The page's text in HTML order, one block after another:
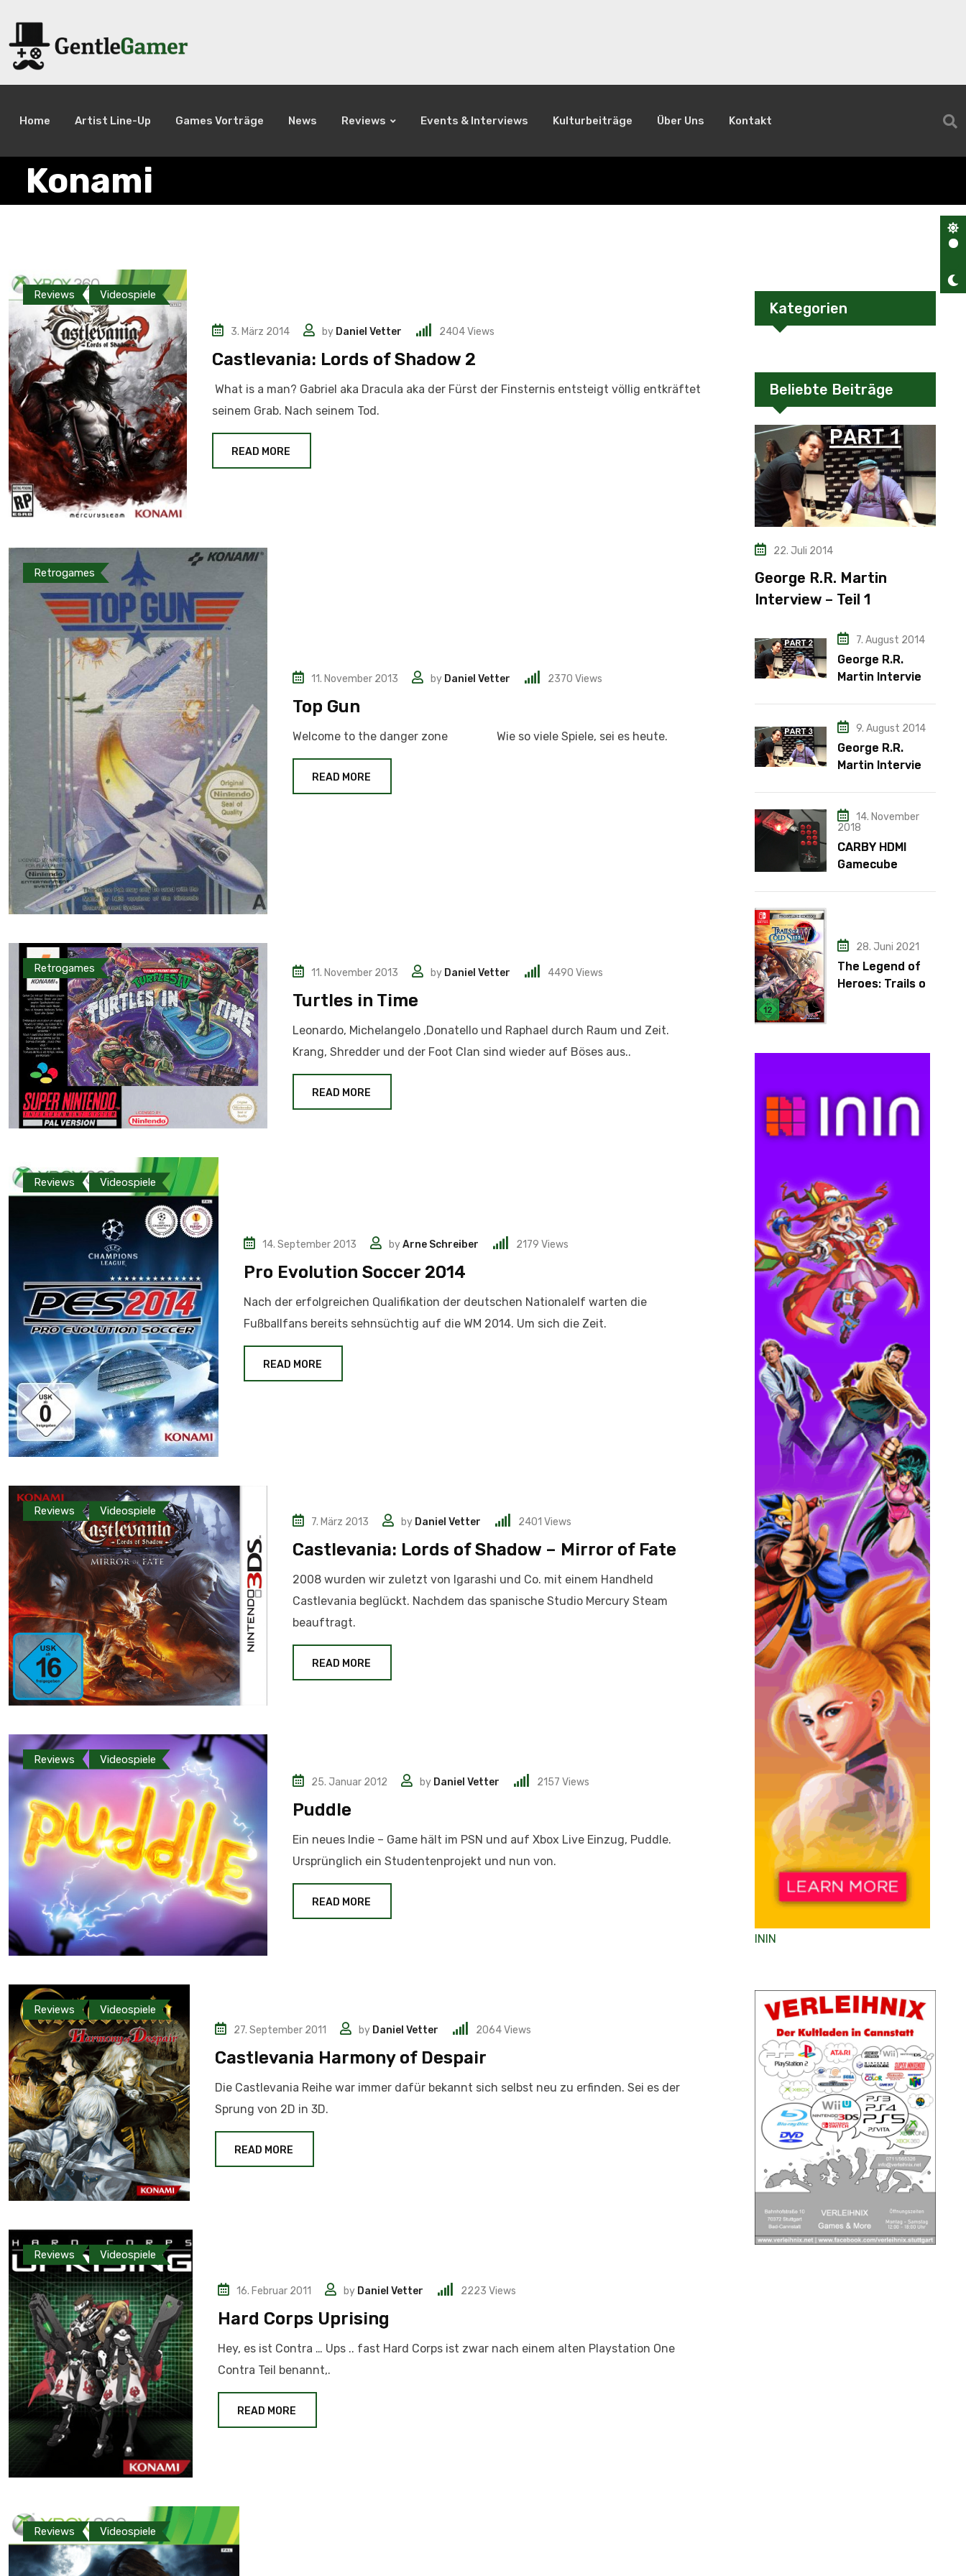
Home Artist Line-Up Games Vorträge News Reviews Events & Interviews Kulturbeiträge Über Uns Kontakt
Konami
Reviews Videospiele
3. März 2014 by Daniel Vetter 2404Views
Castlevania: Lords of Shadow 2
What is a man? Gabriel aka Dracula aka der Fürst der Finsternis entsteigt völlig entkräftet
seinem Grab. Nach seinem Tod.
READ MORE
Retrogames
11. November 2013 by Daniel Vetter 2370 Views
Top Gun
Welcome to the danger zone Wie so viele Spiele, sei es heute.
READ MORE
Retrogames 11. November 2013 by Daniel Vetter 4490 Views
Turtles in Time
Leonardo, Michelangelo ,Donatello und Raphael durch Raum und Zeit.
Krang, Shredder und der Foot Clan sind wieder auf Böses aus..
READ MORE
Reviews Videospiele
14. September 2013 byArne Schreiber 2179 Views
Pro Evolution Soccer 2014
Nach der erfolgreichen Qualifikation der deutschen Nationalelf warten die
Fußballfans bereits sehnsüchtig auf die WM 2014. Um sich die Zeit.
READ MORE
Reviews Videospiele
7. März 2013 by Daniel Vetter 2401 Views
Castlevania: Lords of Shadow – Mirror of Fate
2008 wurden wir zuletzt von Igarashi und Co. mit einem Handheld
Castlevania beglückt. Nachdem das spanische Studio Mercury Steam
beauftragt.
READ MORE
Reviews Videospiele
25. Januar 2012 by Daniel Vetter 2157 Views
Puddle
Ein neues Indie – Game hält im PSN und auf Xbox Live Einzug, Puddle.
Ursprünglich ein Studentenprojekt und nun von.
READ MORE
Reviews Videospiele
27. September 2011 by Daniel Vetter 2064Views
Castlevania Harmony of Despair
Die Castlevania Reihe war immer dafür bekannt sich selbst neu zu erfinden. Sei es der
Sprung von 2D in 3D.
READ MORE
Reviews Videospiele
16. Februar 2011 by Daniel Vetter 2223 Views
Hard Corps Uprising
Hey, es ist Contra … Ups .. fast Hard Corps ist zwar nach einem alten Playstation One
Contra Teil benannt,.
READ MORE
Reviews Videospiele
Kategorien
Beliebte Beiträge
22. Juli 2014
George R.R. Martin
Interview – Teil 1
7. August 2014
George R.R.
Martin Interview
9. August 2014
George R.R.
Martin Interview
14. November
2018
CARBY HDMI
Gamecube
28. Juni 2021
The Legend of
Heroes: Trails of
ININ